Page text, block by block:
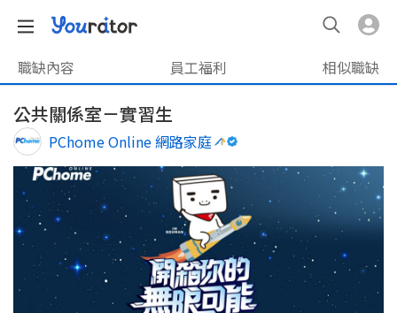
職缺內容 員工福利 相似職缺
公共關係室－實習生
PChome Online 網路家庭